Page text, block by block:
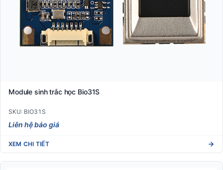
Module sinh trắc học Bio31S
SKU: BIO31S
Liên hệ báo giá
XEM CHI TIẾT